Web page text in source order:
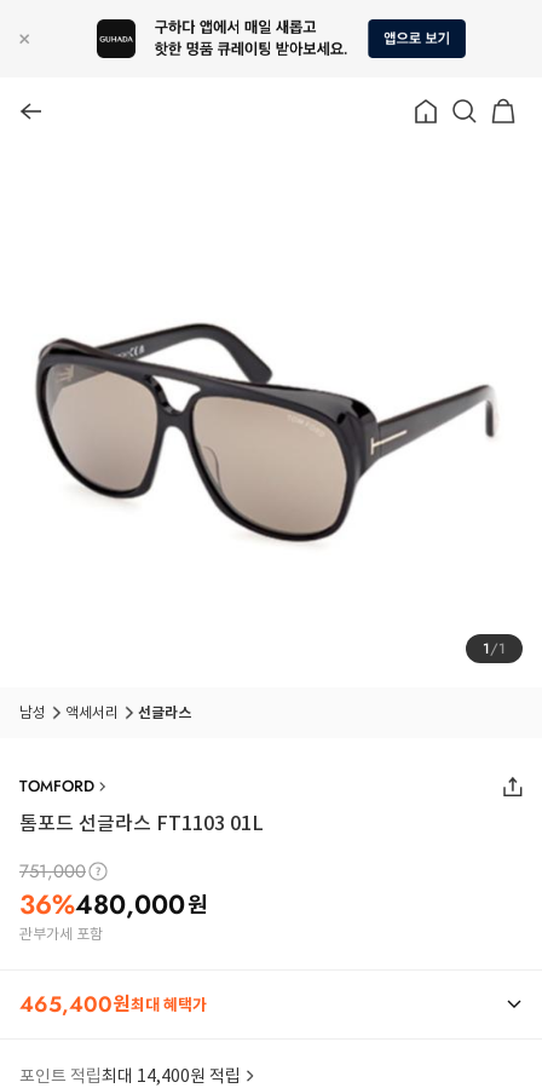
1/1
남성 액세서리 선글라스
TOMFORD
톰포드 선글라스 FT1103 01L
751,000
36%480,000원
관부가세 포함
465,400원최대 혜택가
포인트 적립최대 14,400원 적립